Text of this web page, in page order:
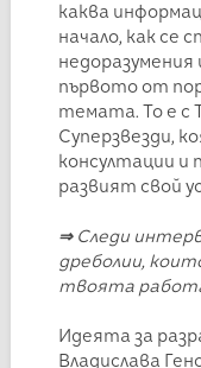
каква
начало, как се
първото от
темата. То е с
Суперзвезди,
консултации и
развият свой
⇒Следи
дреболии,
твоята
Идеята за
Владислава